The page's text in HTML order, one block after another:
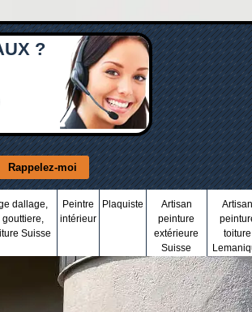
?
dallage,
gouttiere,
Suisse
Peintre
intérieur
Plaquiste
Artisan
peinture
extérieure
Suisse
Artisan
toiture